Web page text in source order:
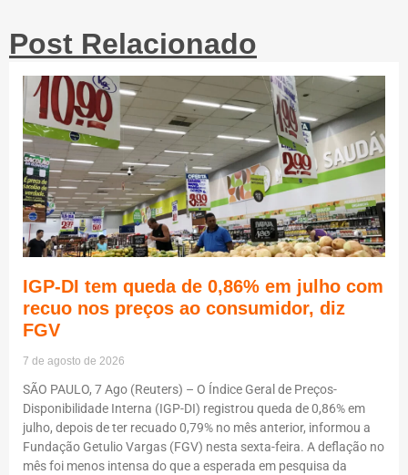
Post Relacionado
IGP-DI tem queda de 0,86% em julho com
recuo nos preços ao consumidor, diz
FGV
7 de agosto de 2026
SÃO PAULO, 7 Ago (Reuters) – O Índice Geral de Preços-
Disponibilidade Interna (IGP-DI) registrou queda de 0,86% em
julho, depois de ter recuado 0,79% no mês anterior, informou a
Fundação Getulio Vargas (FGV) nesta sexta-feira. A deflação no
mês foi menos intensa do que a esperada em pesquisa da